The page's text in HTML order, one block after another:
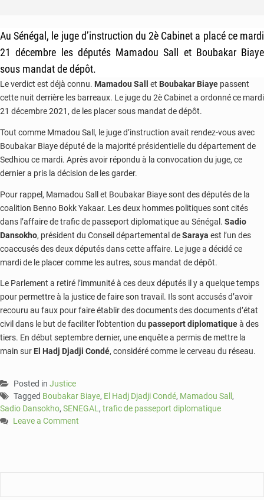
Au Sénégal, le juge d’instruction du 2è Cabinet a placé ce mardi
21 décembre les députés Mamadou Sall et Boubakar Biaye
sous mandat de dépôt.
Le verdict est déjà connu. Mamadou Sall et Boubakar Biaye passent
cette nuit derrière les barreaux. Le juge du 2è Cabinet a ordonné ce mardi
21 décembre 2021, de les placer sous mandat de dépôt.
Tout comme Mmadou Sall, le juge d’instruction avait rendez-vous avec
Boubakar Biaye député de la majorité présidentielle du département de
Sedhiou ce mardi. Après avoir répondu à la convocation du juge, ce
dernier a pris la décision de les garder.
Pour rappel, Mamadou Sall et Boubakar Biaye sont des députés de la
coalition Benno Bokk Yakaar. Les deux hommes politiques sont cités
dans l’affaire de trafic de passeport diplomatique au Sénégal. Sadio
Dansokho, président du Conseil départemental deSaraya est l’un des
coaccusés des deux députés dans cette affaire. Le juge a décidé ce
mardi de le placer comme les autres, sous mandat de dépôt.
Le Parlement a retiré l’immunité à ces deux députés il y a quelque temps
pour permettre à la justice de faire son travail. Ils sont accusés d’avoir
recouru au faux pour faire établir des documents des documents d’état
civil dans le but de faciliter l’obtention du passeport diplomatiqueà des
tiers. En début septembre dernier, une enquête a permis de mettre la
main sur El Hadj Djadji Condé, considéré comme le cerveau du réseau.
Posted in Justice
Tagged Boubakar Biaye, El Hadj Djadji Condé, Mamadou Sall ,
Sadio Dansokho, SENEGAL , trafic de passeport diplomatique
Leave a Comment